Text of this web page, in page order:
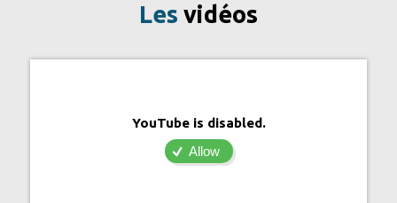
Toute la
Exposition découverte
Exposition découverte
Les vidéos
YouTube is disabled.
Allow